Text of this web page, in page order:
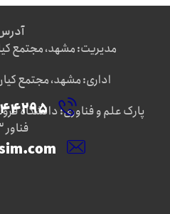
مدیریت: مشهد، مجتمع
اداری: مشهد، مجتمع کیان
پارک علم و فناوری: دانشگاه
فناور ۱۳